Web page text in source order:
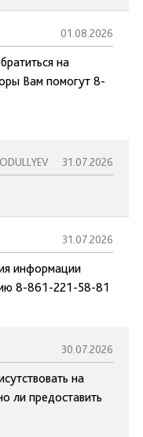
01.08.2026
на
Вам помогут 8-
31.07.2026
31.07.2026
информации
8-861-221-58-81
30.07.2026
на
ли предоставить